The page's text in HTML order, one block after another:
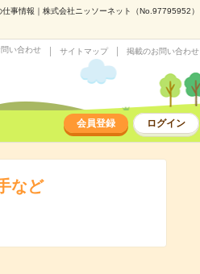
事情報｜株式会社ニッソーネット（No.97795952）
い合わせ サイトマップ 掲載のお問い合わせ
会員登録 ログイン
など